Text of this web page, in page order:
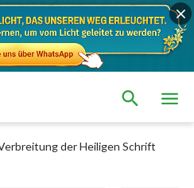
der Heiligen Schrift
Das neue Testament
2. Mose